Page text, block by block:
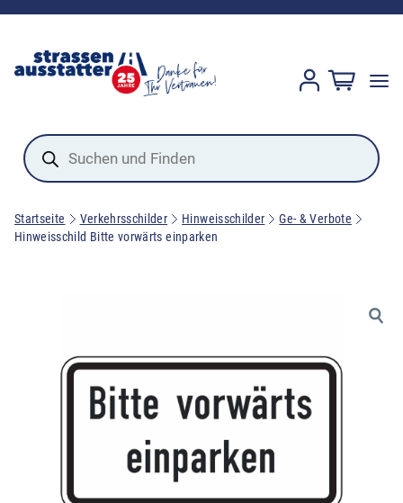
Products
search
Startseite Verkehrsschilder Hinweisschilder
Ge- & Verbote
Hinweisschild Bitte vorwärts einparken